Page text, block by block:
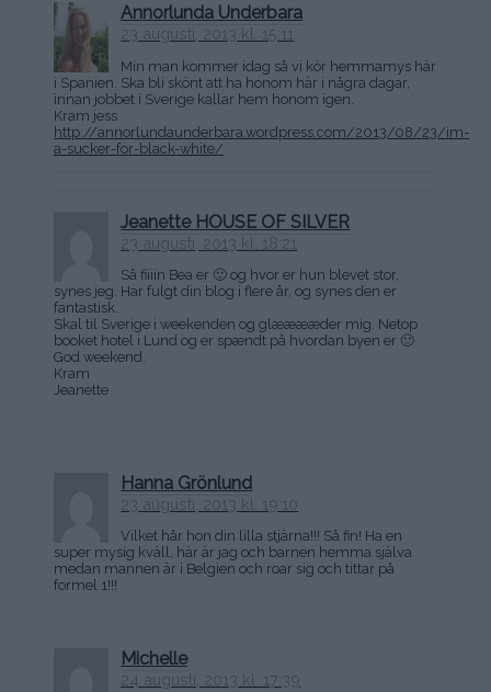
Annorlunda Underbara
23 augusti, 2013 kl. 15:11
Min man kommer idag så vi kör hemmamys här
i Spanien. Ska bli skönt att ha honom här i några dagar,
innan jobbet i Sverige kallar hem honom igen.
Kram jess
http://annorlundaunderbara.wordpress.com/2013/08/23/im-
a-sucker-for-black-white/
Jeanette HOUSE OF SILVER
23 augusti, 2013 kl. 18:21
Så fiiiin Bea er 🙂 og hvor er hun blevet stor,
synes jeg. Har fulgt din blog i flere år, og synes den er
fantastisk.
Skal til Sverige i weekenden og glææææder mig. Netop
booket hotel i Lund og er spændt på hvordan byen er 🙂
God weekend.
Kram
Jeanette
Hanna Grönlund
23 augusti, 2013 kl. 19:10
Vilket hår hon din lilla stjärna!!! Så fin! Ha en
super mysig kväll, här är jag och barnen hemma själva
medan mannen är i Belgien och roar sig och tittar på
formel 1!!!
Michelle
24 augusti, 2013 kl. 17:39